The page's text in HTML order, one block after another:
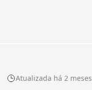
Atualizada há 2 meses